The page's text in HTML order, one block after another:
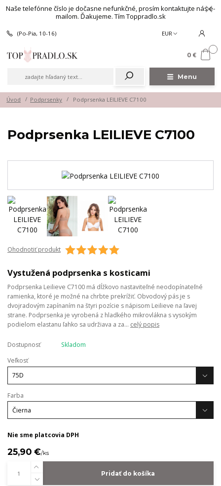
Naše telefónne číslo je dočasne nefunkčné, prosím kontaktujte nás e-
mailom. Ďakujeme. Tím Toppradlo.sk
Menu
EUR
(Po-Pia, 10-16)
0 €
Úvod Podprsenky Podprsenka LEILIEVE C7100
Podprsenka LEILIEVE C7100
Ohodnotiť produkt
Vystužená podprsenka s kosticami
Podprsenka Leilieve C7100 má dĺžkovo nastaviteľné neodopínateľné
ramienka, ktoré je možné na chrbte prekrížiť. Obvodový pás je s
dvojradovým zapínaním na štyri pozície s nápisom Leilieve na ľavej
strane. Podprsenka je vyrobená z hladkého mikrovlákna s vysokým
podielom elastanu ľahko sa udržiava a za... celý popis
Dostupnosť
Skladom
Veľkosť
Farba
Nie sme platcovia DPH
25,90 €/ks
Pridať do košíka